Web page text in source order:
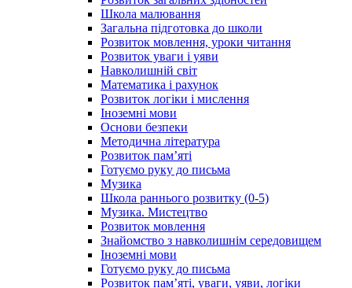
Школа малювання
Загальна підготовка до школи
Розвиток мовлення, уроки читання
Розвиток уваги і уяви
Навколишній світ
Математика і рахунок
Розвиток логіки і мислення
Іноземні мови
Основи безпеки
Методична література
Розвиток пам’яті
Готуємо руку до письма
Музика
Школа раннього розвитку (0-5)
Музика. Мистецтво
Розвиток мовлення
Знайомство з навколишнім середовищем
Іноземні мови
Готуємо руку до письма
Розвиток пам’яті, уваги, уяви, логіки